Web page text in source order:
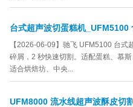
台式超声波切蛋糕机_UFM5100
【2026-06-09】驰飞 UFM5100 台
碎屑，2 秒快速切割。适配蛋糕、慕
适合烘焙坊、中央...
UFM8000 流水线超声波酥皮切